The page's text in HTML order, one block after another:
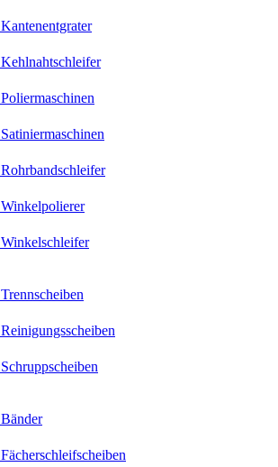
Kantenentgrater
Kehlnahtschleifer
Poliermaschinen
Satiniermaschinen
Rohrbandschleifer
Winkelpolierer
Winkelschleifer
Trennscheiben
Reinigungsscheiben
Schruppscheiben
Bänder
Fächerschleifscheiben